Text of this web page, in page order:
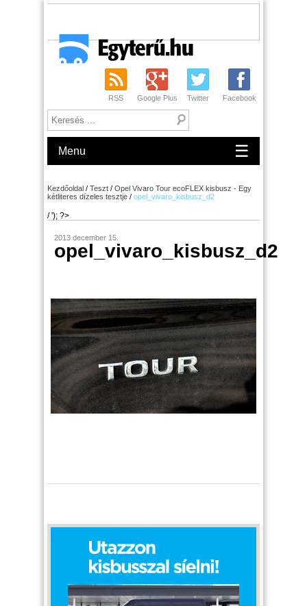
RSS Google Plus Twitter Facebook
Menu ☰
Kezdőoldal / Teszt / Opel Vivaro Tour ecoFLEX kisbusz - Egy
kétliteres dízeles tesztje / opel_vivaro_kisbusz_d2
/ '); ?>
2013 december 15.
opel_vivaro_kisbusz_d2